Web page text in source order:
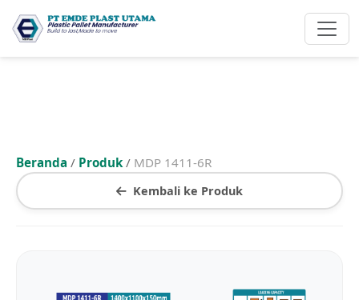
Kembali ke Produk
Beranda / Produk/ MDP 1411-6R